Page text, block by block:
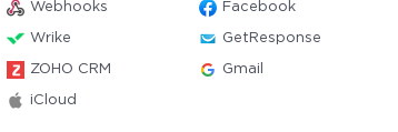
Webhooks Facebook
Wrike GetResponse
ZOHO CRM Gmail
iCloud